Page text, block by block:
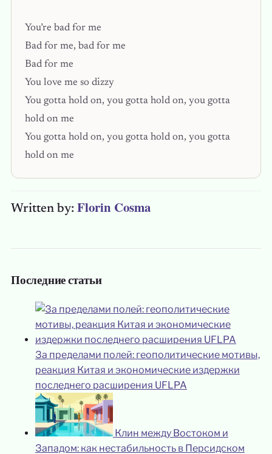
You’re bad for me
Bad for me, bad for me
Bad for me
You love me so dizzy
You gotta hold on, you gotta hold on, you gotta
hold on me
You gotta hold on, you gotta hold on, you gotta
hold on me
Written by: Florin Cosma
Последние статьи
За пределами полей: геополитические мотивы,
реакция Китая и экономические издержки
последнего расширения UFLPA
Клин между Востоком и
Западом: как нестабильность в Персидском